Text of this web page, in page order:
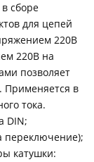
сборе
для цепей
220В
220В на
позволяет
Применяется в
тока.
DIN;
переключение);
катушки: